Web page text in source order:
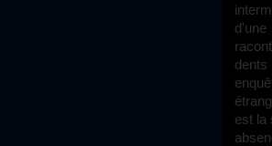
est la